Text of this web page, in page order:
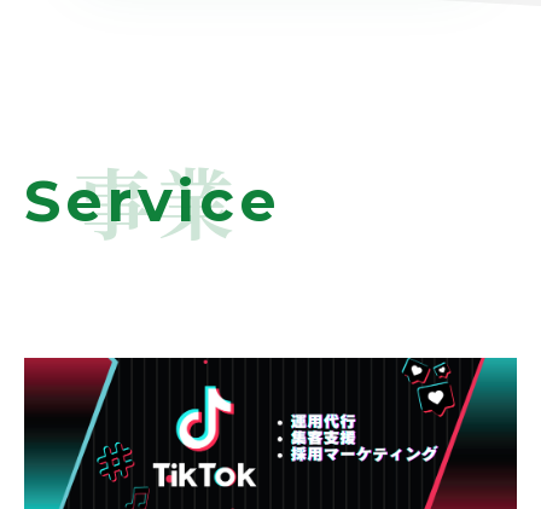
Service
事業